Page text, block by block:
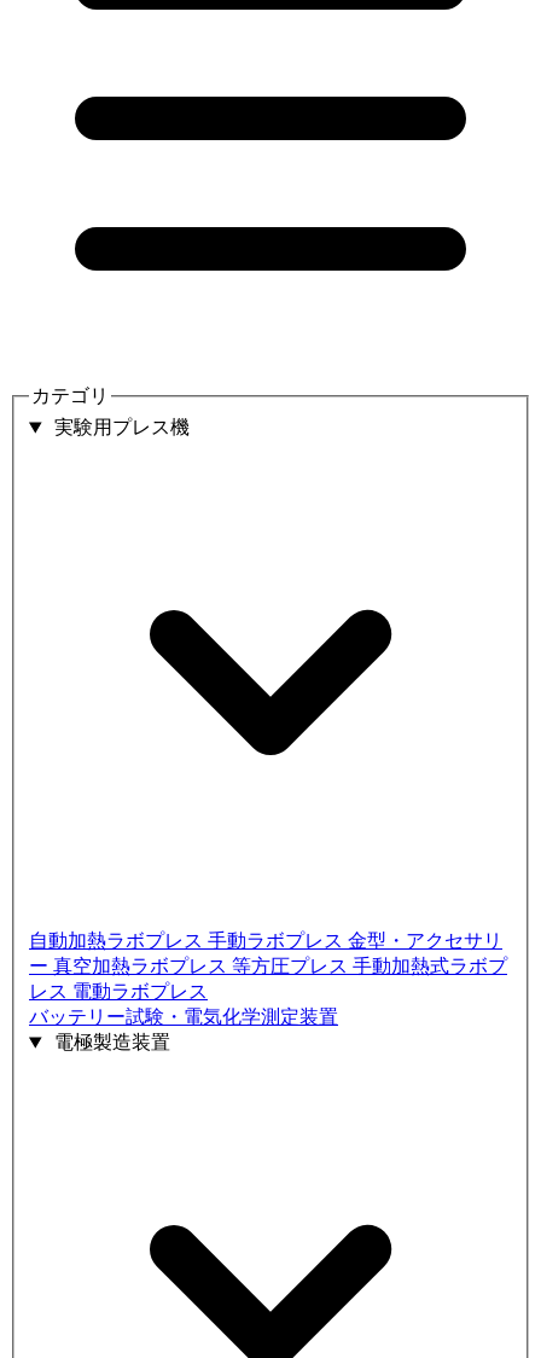
カテゴリ
実験用プレス機
自動加熱ラボプレス 手動ラボプレス 金型・アクセサリ
ー 真空加熱ラボプレス 等方圧プレス 手動加熱式ラボプ
レス 電動ラボプレス
バッテリー試験・電気化学測定装置
電極製造装置